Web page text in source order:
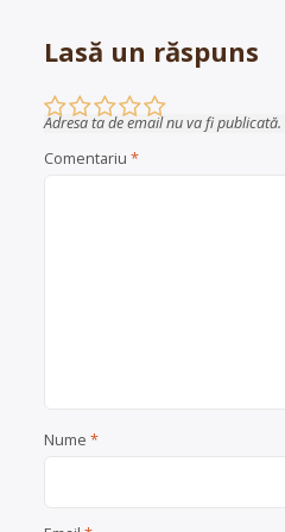
Lasă un răspuns
Adresa ta de email nu va fi publicată.
Comentariu *
Nume *